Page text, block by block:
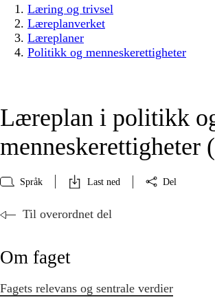
Læring og trivsel
Læreplanverket
Læreplaner
Politikk og menneskerettigheter
Læreplan i politikk
menneskerettigheter
Språk Last ned Del
Til overordnet del
Om faget
Fagets relevans og sentrale verdier